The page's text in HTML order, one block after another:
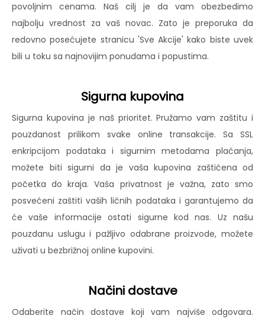
povoljnim cenama. Naš cilj je da vam obezbedimo
najbolju vrednost za vaš novac. Zato je preporuka da
redovno posećujete stranicu 'Sve Akcije' kako biste uvek
bili u toku sa najnovijim ponudama i popustima.
Sigurna kupovina
Sigurna kupovina je naš prioritet. Pružamo vam zaštitu i
pouzdanost prilikom svake online transakcije. Sa SSL
enkripcijom podataka i sigurnim metodama plaćanja,
možete biti sigurni da je vaša kupovina zaštićena od
početka do kraja. Vaša privatnost je važna, zato smo
posvećeni zaštiti vaših ličnih podataka i garantujemo da
će vaše informacije ostati sigurne kod nas. Uz našu
pouzdanu uslugu i pažljivo odabrane proizvode, možete
uživati u bezbrižnoj online kupovini.
Načini dostave
Odaberite način dostave koji vam najviše odgovara.